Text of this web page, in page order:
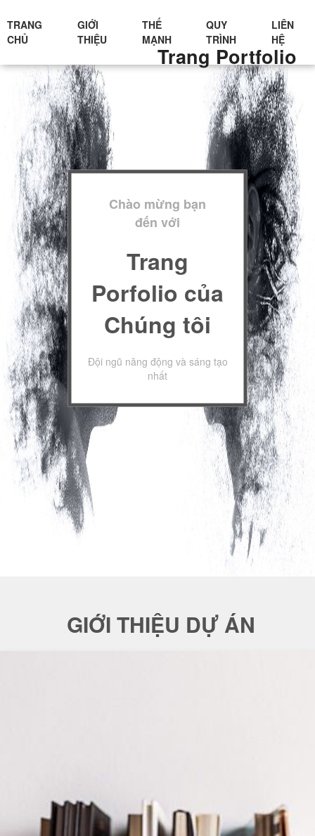
Trang Portfolio
TRANG
CHỦ
GIỚI
THIỆU
THẾ
MẠNH
QUY
TRÌNH
LIÊN
HỆ
Chào mừng bạn
đến với
Trang
Porfolio của
Chúng tôi
Đội ngũ năng động và sáng tạo
nhất
GIỚI THIỆU DỰ ÁN